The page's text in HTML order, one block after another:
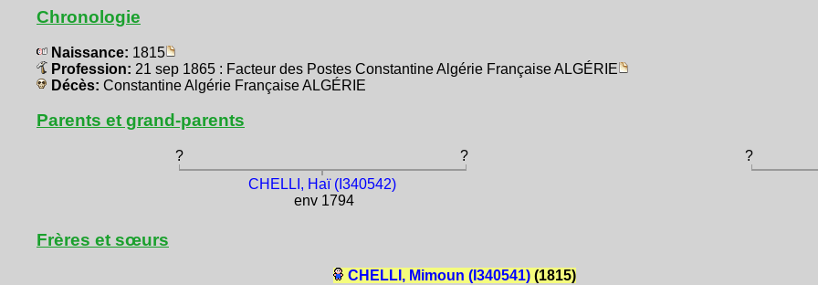
Chronologie
Naissance: 1815
Profession: 21 sep 1865 : Facteur des Postes Constantine Algérie Française ALGÉRIE
Décès: Constantine Algérie Française ALGÉRIE
Parents et grand-parents
? ?
?
CHELLI, Haï (I340542)
env 1794
Frères et sœurs
CHELLI, Mimoun (I340541) (1815)